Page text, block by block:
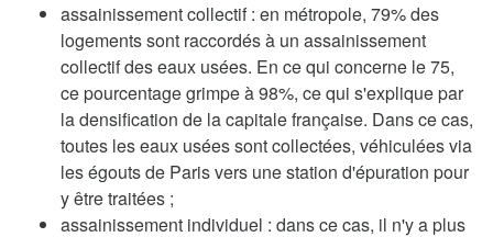
assainissement collectif : en métropole, 79% des
logements sont raccordés à un assainissement
collectif des eaux usées. En ce qui concerne le 75,
ce pourcentage grimpe à 98%, ce qui s'explique par
la densification de la capitale française. Dans ce cas,
toutes les eaux usées sont collectées, véhiculées via
les égouts de Paris vers une station d'épuration pour
y être traitées ;
assainissement individuel : dans ce cas, il n'y a plus